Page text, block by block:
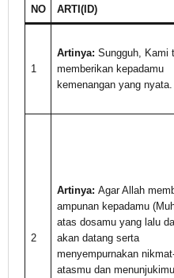
NO ARTI(ID)
1
Artinya: Sungguh, Kami
memberikan kepadamu
kemenangan yang nyata.
2
Artinya: Agar Allah
ampunan kepadamu
atas dosamu yang lalu
akan datang serta
menyempurnakan
atasmu dan